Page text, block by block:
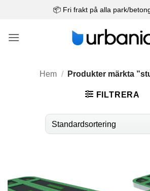
📦 Fri frakt på alla park/
Hem / Produkter märkta
FILTRERA